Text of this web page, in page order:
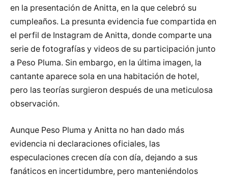
en la presentación de Anitta, en la que celebró su
cumpleaños. La presunta evidencia fue compartida en
el perfil de Instagram de Anitta, donde comparte una
serie de fotografías y videos de su participación junto
a Peso Pluma. Sin embargo, en la última imagen, la
cantante aparece sola en una habitación de hotel,
pero las teorías surgieron después de una meticulosa
observación.
Aunque Peso Pluma y Anitta no han dado más
evidencia ni declaraciones oficiales, las
especulaciones crecen día con día, dejando a sus
fanáticos en incertidumbre, pero manteniéndolos